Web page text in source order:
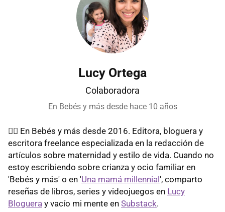
Lucy Ortega
Colaboradora
En Bebés y más desde hace 10 años
✍🏼 En Bebés y más desde 2016. Editora, bloguera y
escritora freelance especializada en la redacción de
artículos sobre maternidad y estilo de vida. Cuando no
estoy escribiendo sobre crianza y ocio familiar en
'Bebés y más' o en 'Una mamá millennial ', comparto
reseñas de libros, series y videojuegos en Lucy
Bloguera y vacío mi mente en Substack.